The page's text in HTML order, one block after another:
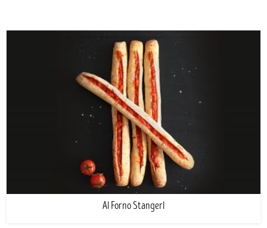
BROTWAY
VORBESTELLUNG
NEWS
KARRIERE
VIDEOS
Al Forno Stangerl